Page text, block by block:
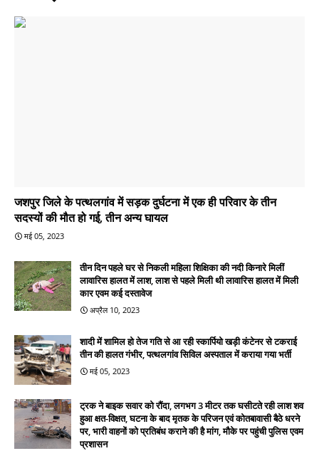
जशपुर जिले के पत्थलगांव में सड़क दुर्घटना में एक ही परिवार के तीन
सदस्यों की मौत हो गई, तीन अन्य घायल
मई 05, 2023
तीन दिन पहले घर से निकली महिला शिक्षिका की नदी किनारे मिलीं
लावारिस हालत में लाश, लाश से पहले मिली थी लावारिस हालत में मिली
कार एवम कई दस्तावेज
अप्रैल 10, 2023
शादी में शामिल हो तेज गति से आ रही स्कार्पियो खड़ी कंटेनर से टकराई
तीन की हालत गंभीर, पत्थलगांव सिविल अस्पताल में कराया गया भर्ती
मई 05, 2023
ट्रक ने बाइक सवार को रौंदा, लगभग 3 मीटर तक घसीटते रही लाश शव
हुआ क्षत-विक्षत, घटना के बाद मृतक के परिजन एवं कोतबावासी बैठे धरने
पर, भारी वाहनों को प्रतिबंध कराने की है मांग, मौके पर पहुंची पुलिस एवम
प्रशासन